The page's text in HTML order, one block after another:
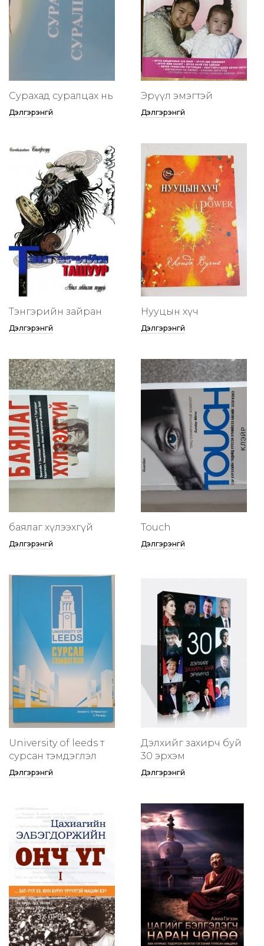
Сурахад суралцах нь
Дэлгэрэнгүй
Эрүүл эмэгтэй
Дэлгэрэнгүй
Тэнгэрийн зайран
Дэлгэрэнгүй
Нууцын хүч
Дэлгэрэнгүй
баялаг хүлээхгүй
Дэлгэрэнгүй
Touch
Дэлгэрэнгүй
University of leeds т
сурсан тэмдэглэл
Дэлгэрэнгүй
Дэлхийг захирч буй
30 эрхэм
Дэлгэрэнгүй